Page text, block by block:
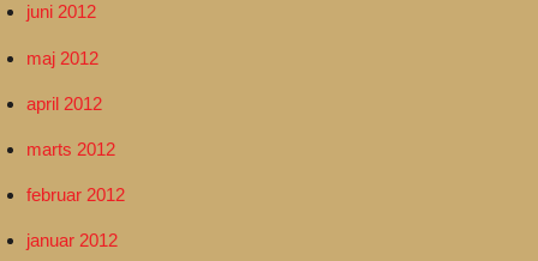
juni 2012
maj 2012
april 2012
marts 2012
februar 2012
januar 2012